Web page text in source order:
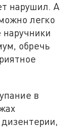
нарушил. А
легко
обречь
в